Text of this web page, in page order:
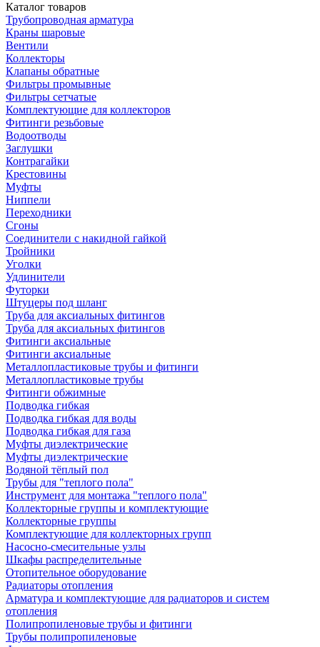
Каталог товаров
Трубопроводная арматура
Краны шаровые
Вентили
Коллекторы
Клапаны обратные
Фильтры промывные
Фильтры сетчатые
Комплектующие для коллекторов
Фитинги резьбовые
Водоотводы
Заглушки
Контрагайки
Крестовины
Муфты
Ниппели
Переходники
Сгоны
Соединители с накидной гайкой
Тройники
Уголки
Удлинители
Футорки
Штуцеры под шланг
Труба для аксиальных фитингов
Труба для аксиальных фитингов
Фитинги аксиальные
Фитинги аксиальные
Металлопластиковые трубы и фитинги
Металлопластиковые трубы
Фитинги обжимные
Подводка гибкая
Подводка гибкая для воды
Подводка гибкая для газа
Муфты диэлектрические
Муфты диэлектрические
Водяной тёплый пол
Трубы для "теплого пола"
Инструмент для монтажа "теплого пола"
Коллекторные группы и комплектующие
Коллекторные группы
Комплектующие для коллекторных групп
Насосно-смесительные узлы
Шкафы распределительные
Отопительное оборудование
Радиаторы отопления
Арматура и комплектующие для радиаторов и систем
отопления
Полипропиленовые трубы и фитинги
Трубы полипропиленовые